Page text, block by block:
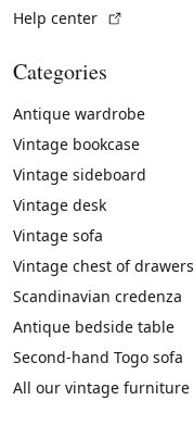
Help center
Categories
Antique wardrobe
Vintage bookcase
Vintage sideboard
Vintage desk
Vintage sofa
Vintage chest of drawers
Scandinavian credenza
Antique bedside table
Second-hand Togo sofa
All our vintage furniture